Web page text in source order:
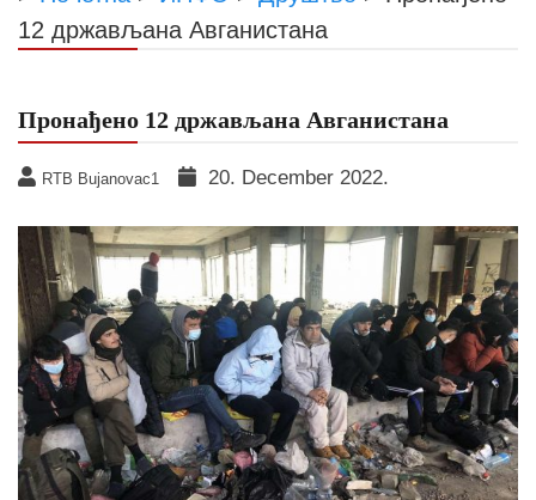
12 држављана Авганистана
Пронађено 12 држављана Авганистана
RTB Bujanovac1 20. December 2022.